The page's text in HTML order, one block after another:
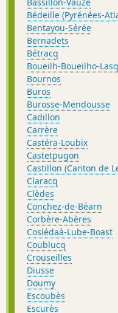
Bédeille (Pyrénées-
Bentayou-Sérée
Bernadets
Bétracq
Boueilh-Boueilho-
Bournos
Buros
Burosse-Mendousse
Cadillon
Carrère
Castéra-Loubix
Castetpugon
Castillon (Canton de
Claracq
Clèdes
Conchez-de-Béarn
Corbère-Abères
Coslédaà-Lube-Boast
Coublucq
Crouseilles
Diusse
Doumy
Escoubès
Escurès